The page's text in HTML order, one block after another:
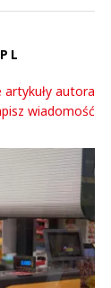
artykuły autora
wiadomość